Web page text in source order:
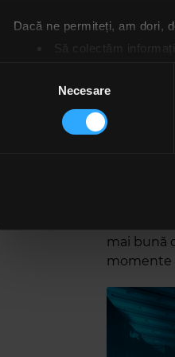
Dacă ne permiteți, am dori,
Să colectăm
Găsiți mai multe informații
Vă puteți modifica sau
traficul. De asemenea, le
care folosiți site-ul nostru.
consimțământului
Necesare
să
Atât
că
înspre
electrică
mai bună
momente